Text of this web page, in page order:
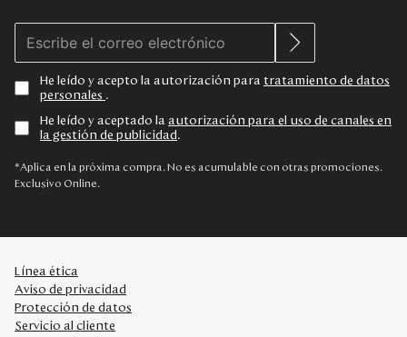
Colecciones
Outlet
Disney
Servicio al cliente
He leído y acepto la autorización para tratamiento de datos
personales .
He leído y aceptado la autorización para el uso de canales en
la gestión de publicidad .
*Aplica en la próxima compra. No es acumulable con otras promociones.
Exclusivo Online.
Línea ética
Aviso de privacidad
Protección de datos
Servicio al cliente